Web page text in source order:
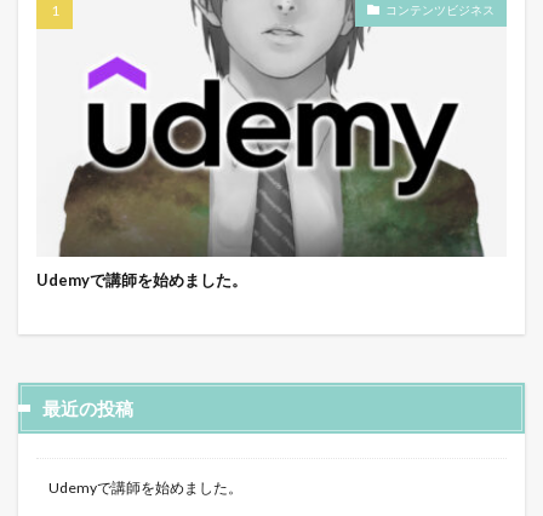
コンテンツビジネス
Udemyで講師を始めました。
最近の投稿
Udemyで講師を始めました。